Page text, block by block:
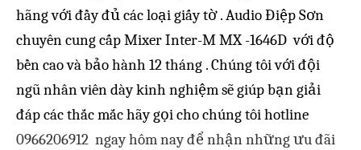
hãng với đầy đủ các loại giấy tờ . Audio Điệp Sơn
chuyên cung cấp Mixer Inter-M MX -1646D với độ
bền cao và bảo hành 12 tháng . Chúng tôi với đội
ngũ nhân viên dày kinh nghiệm sẽ giúp bạn giải
đáp các thắc mắc hãy gọi cho chúng tôi hotline
0966206912 ngay hôm nay để nhận những ưu đãi